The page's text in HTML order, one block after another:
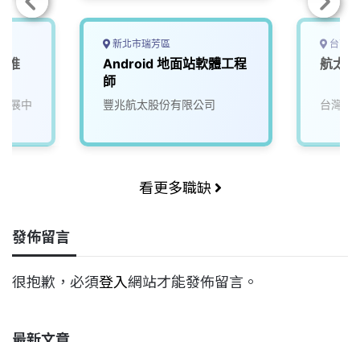
推
展中
新北市瑞芳區
Android 地面站軟體工程
師
豐兆航太股份有限公司
台南
航太
台灣穗
看更多職缺
發佈留言
很抱歉，必須登入網站才能發佈留言。